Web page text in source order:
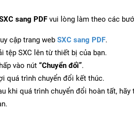
sang PDF vui lòng làm theo các
cập trang web SXC sang PDF.
tệp SXC lên từ thiết bị của bạn.
vào nút “Chuyển đổi”.
quá trình chuyển đổi kết thúc.
khi quá trình chuyển đổi hoàn tất, hãy